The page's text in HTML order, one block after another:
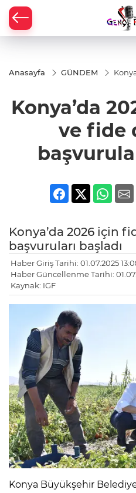
Anasayfa GÜNDEM
fide
Konya’da
ve fide
Konya’da 2026 için
başvuruları başladı
Haber Giriş Tarihi: 01.07.2025
Haber Güncellenme Tarihi:
Kaynak: IGF
Konya Büyükşehir